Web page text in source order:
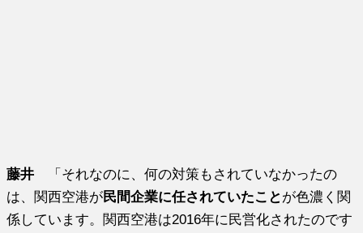
藤井 「それなのに、何の対策もされていなかったの
は、関西空港が民間企業に任されていたことが色濃く関
係しています。関西空港は2016年に民営化されたのです